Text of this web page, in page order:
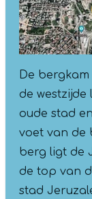
De
de westzijde
oude stad
voet van de
berg ligt de
de top van
stad